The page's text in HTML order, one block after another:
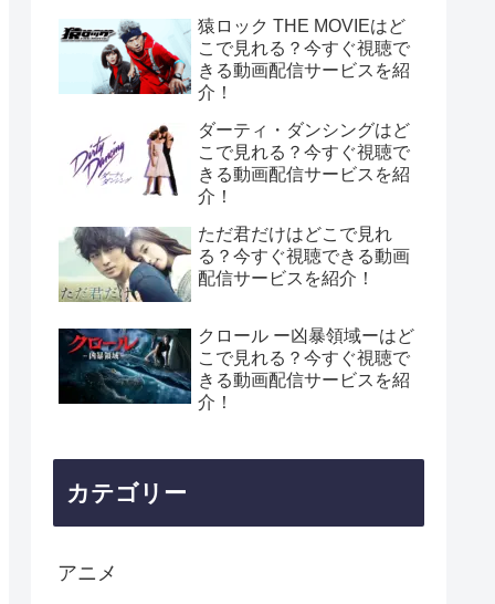
猿ロック THE MOVIEはど
こで見れる？今すぐ視聴で
きる動画配信サービスを紹
介！
ダーティ・ダンシングはど
こで見れる？今すぐ視聴で
きる動画配信サービスを紹
介！
ただ君だけはどこで見れ
る？今すぐ視聴できる動画
配信サービスを紹介！
クロール ー凶暴領域ーはど
こで見れる？今すぐ視聴で
きる動画配信サービスを紹
介！
カテゴリー
アニメ